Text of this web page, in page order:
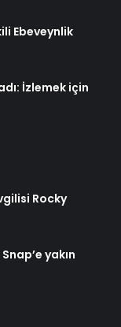
Ebeveynlik
İzlemek için
Rocky
yakın